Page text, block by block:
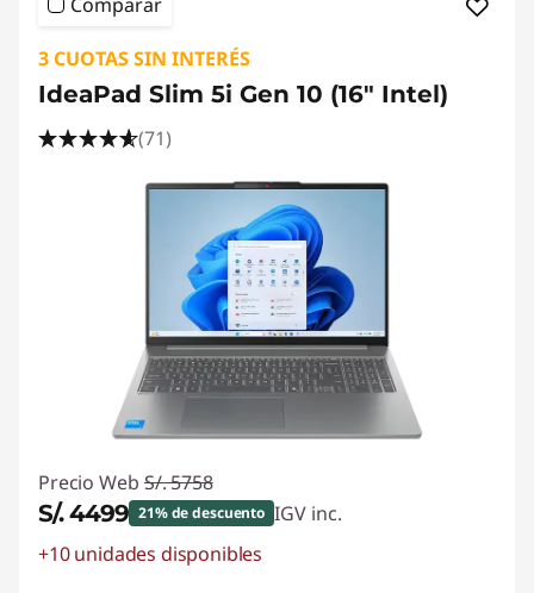
3 CUOTAS SIN INTERÉS
IdeaPad Slim 5i Gen 10 (16" Intel)
(71)
Precio Web S/. 5758
S/. 4499 21% de descuento IGV inc.
Ahorros instantáneos :
+10 unidades disponibles